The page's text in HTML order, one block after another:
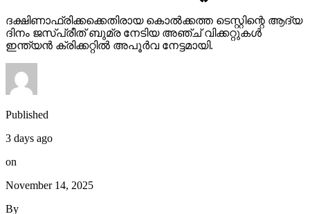
ദക്ഷിണാഫ്രിക്കക്കെതിരായ കൊല്‍ക്കത്ത ടെസ്റ്റിന്റെ ആദ്യ
ദിനം ജസ്പ്രീത് ബുമ്ര നേടിയ അഞ്ച് വിക്കറ്റുകള്‍
ഇന്ത്യന്‍ ക്രിക്കറ്റില്‍ അപൂര്‍വ നേട്ടമായി.
Published
3 days ago
on
November 14, 2025
By